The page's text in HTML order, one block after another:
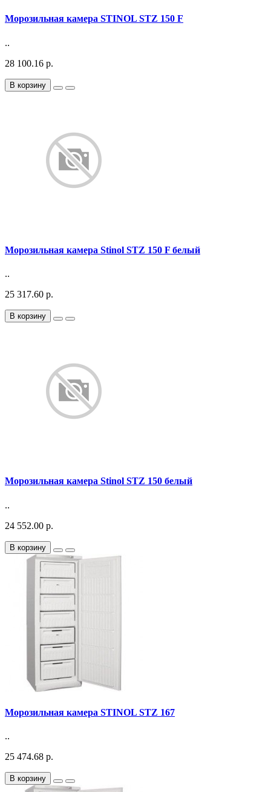
Морозильная камера STINOL STZ 150 F
..
28 100.16 р.
В корзину
Морозильная камера Stinol STZ 150 F белый
..
25 317.60 р.
В корзину
Морозильная камера Stinol STZ 150 белый
..
24 552.00 р.
В корзину
Морозильная камера STINOL STZ 167
..
25 474.68 р.
В корзину